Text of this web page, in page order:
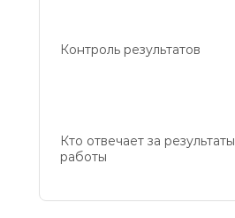
Контроль результатов
Кто отвечает за результаты
работы